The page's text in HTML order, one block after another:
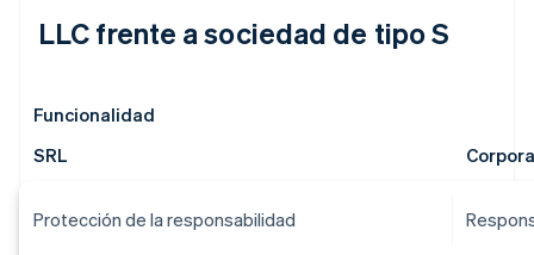
LLC frente a sociedad de tipo S
Funcionalidad
SRL
Protección de la responsabilidad